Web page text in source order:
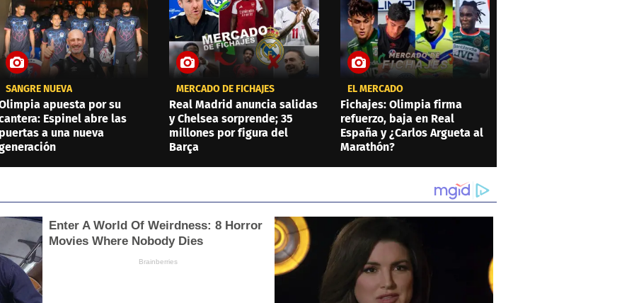
SANGRE NUEVA
apuesta por su
Espinel abre las
puertas a una nueva
MERCADO DE FICHAJES
Real Madrid anuncia salidas
y Chelsea sorprende; 35
millones por figura del
Barça
EL MERCADO
Fichajes: Olimpia firma
refuerzo, baja en Real
España y ¿Carlos Argueta al
Marathón?